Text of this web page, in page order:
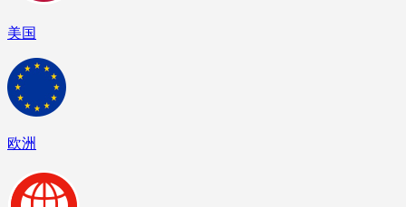
美国
欧洲